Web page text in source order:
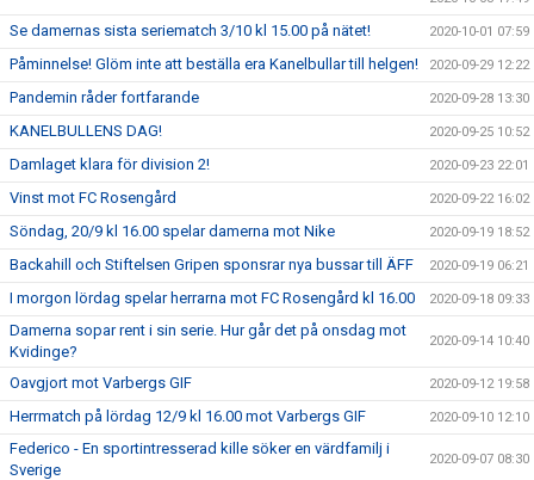
Se damernas sista seriematch 3/10 kl 15.00 på nätet! 2020-10-01 07:59
Påminnelse! Glöm inte att beställa era Kanelbullar till helgen! 2020-09-29 12:22
Pandemin råder fortfarande 2020-09-28 13:30
KANELBULLENS DAG! 2020-09-25 10:52
Damlaget klara för division 2! 2020-09-23 22:01
Vinst mot FC Rosengård 2020-09-22 16:02
Söndag, 20/9 kl 16.00 spelar damerna mot Nike 2020-09-19 18:52
Backahill och Stiftelsen Gripen sponsrar nya bussar till ÄFF 2020-09-19 06:21
I morgon lördag spelar herrarna mot FC Rosengård kl 16.00 2020-09-18 09:33
Damerna sopar rent i sin serie. Hur går det på onsdag mot
Kvidinge?
2020-09-14 10:40
Oavgjort mot Varbergs GIF 2020-09-12 19:58
Herrmatch på lördag 12/9 kl 16.00 mot Varbergs GIF 2020-09-10 12:10
Federico - En sportintresserad kille söker en värdfamilj i
Sverige
2020-09-07 08:30